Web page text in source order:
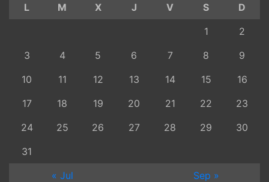
L
M X J V S
D
1
2
3
4 5 6 7 8
9
10
11 12 13 14 15
16
17
18 19 20 21 22
23
24
25 26 27 28 29
30
31
« Jul
Sep »